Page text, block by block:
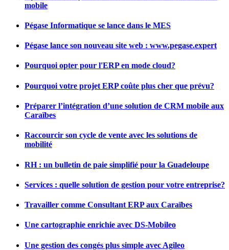
mobile
Pégase Informatique se lance dans le MES
Pégase lance son nouveau site web : www.pegase.expert
Pourquoi opter pour l'ERP en mode cloud?
Pourquoi votre projet ERP coûte plus cher que prévu?
Préparer l’intégration d’une solution de CRM mobile aux
Caraïbes
Raccourcir son cycle de vente avec les solutions de
mobilité
RH : un bulletin de paie simplifié pour la Guadeloupe
Services : quelle solution de gestion pour votre entreprise?
Travailler comme Consultant ERP aux Caraïbes
Une cartographie enrichie avec DS-Mobileo
Une gestion des congés plus simple avec Agileo